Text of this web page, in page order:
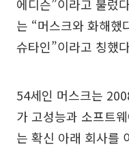
에디슨”이라고 불렀
는 “머스크와 화해했
슈타인”이라고 칭했
54세인 머스크는
가 고성능과 소프트
는 확신 아래 회사를